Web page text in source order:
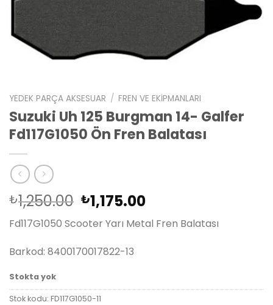
YEDEK PARÇA AKSESUAR / FREN VE EKIPMANLARI
Suzuki Uh 125 Burgman 14- Galfer
Fd117G1050 Ön Fren Balatası
₺1,250.00 Orijinal
fiyat:
₺1,250.00.
₺1,175.00Şu
andaki
fiyat:
Fd117G1050 Scooter Yarı Metal Fren Balatası
Barkod: 8400170017822-13
Stokta yok
Stok kodu: FD117G1050-11